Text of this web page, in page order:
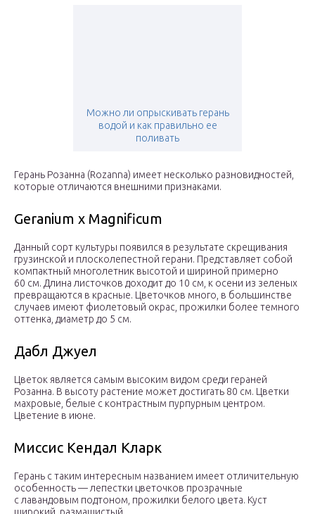
Можно ли опрыскивать герань
водой и как правильно ее
поливать
Герань Розанна (Rozanna) имеет несколько разновидностей,
которые отличаются внешними признаками.
Geranium х Magnificum
Данный сорт культуры появился в результате скрещивания
грузинской и плосколепестной герани. Представляет собой
компактный многолетник высотой и шириной примерно
60 см. Длина листочков доходит до 10 см, к осени из зеленых
превращаются в красные. Цветочков много, в большинстве
случаев имеют фиолетовый окрас, прожилки более темного
оттенка, диаметр до 5 см.
Дабл Джуел
Цветок является самым высоким видом среди гераней
Розанна. В высоту растение может достигать 80 см. Цветки
махровые, белые с контрастным пурпурным центром.
Цветение в июне.
Миссис Кендал Кларк
Герань с таким интересным названием имеет отличительную
особенность — лепестки цветочков прозрачные
с лавандовым подтоном, прожилки белого цвета. Куст